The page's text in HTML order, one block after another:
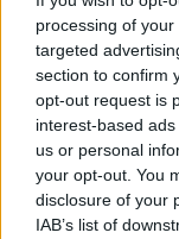
processing of
targeted
section to confirm
opt-out request is
interest-based
us or personal
your opt-out. You
disclosure of your
IAB’s list of
ir JAV: svarsto
Žinios Pasaulis
Kinijos valdžia
vietoje mokyklų
Žinios | Pasaulis